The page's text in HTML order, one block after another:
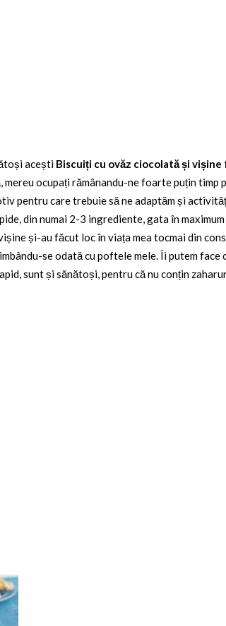
acești Biscuiți cu ovăz ciocolată și
ocupați rămânandu-ne foarte puțin
pentru care trebuie să ne adaptăm și
din numai 2-3 ingrediente, gata în
și-au făcut loc în viața mea tocmai din
se odată cu poftele mele. Îi putem face
sunt și sănătoși, pentru că nu conțin